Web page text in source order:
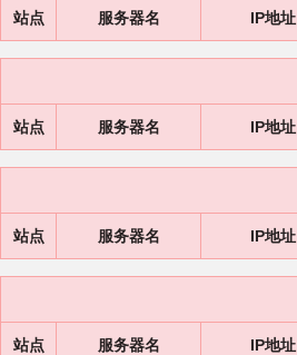
站点 服务器名 IP地址
站点 服务器名 IP地址
站点 服务器名 IP地址
站点 服务器名 IP地址